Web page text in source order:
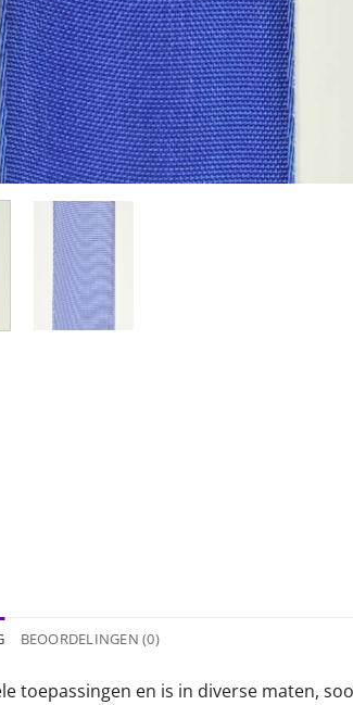
BEOORDELINGEN (0)
toepassingen en is in diverse maten,